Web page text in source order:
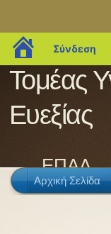
blogs.sch.gr
Σύνδεση
Τομέας
Ευεξίας
ΕΠΑΛ
Αρχική Σελίδα